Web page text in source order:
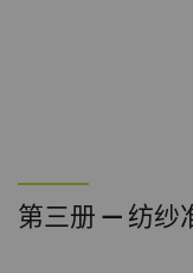
第三册 — 纺纱